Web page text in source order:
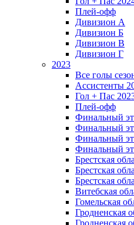
Плей-офф
Дивизион A
Дивизион Б
Дивизион В
Дивизион Г
2023
Все голы
Ассистенты
Гол + Пас
Плей-офф
Финальный
Финальный
Финальный
Финальный
Брестская
Брестская
Брестская
Витебская
Гомельская
Гродненская
Гродненская